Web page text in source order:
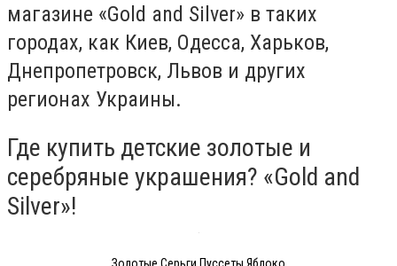
магазине «Gold and Silver» в таких
городах, как Киев, Одесса, Харьков,
Днепропетровск, Львов и других
регионах Украины.
Где купить детские золотые и
серебряные украшения? «Gold and
Silver»!
Золотые Серьги Пуссеты Яблоко